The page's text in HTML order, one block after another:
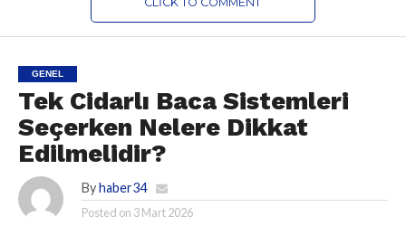
GENEL
Tek Cidarlı Baca Sistemleri
Seçerken Nelere Dikkat
Edilmelidir?
By haber34
Posted on 3 Mart 2026